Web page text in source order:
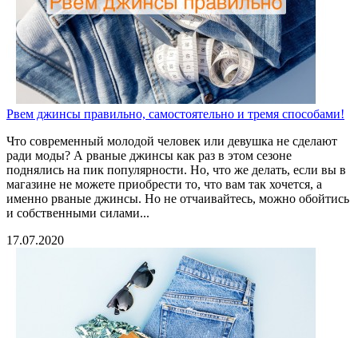
Рвем джинсы правильно, самостоятельно и тремя способами!
Что современный молодой человек или девушка не сделают
ради моды? А рваные джинсы как раз в этом сезоне
поднялись на пик популярности. Но, что же делать, если вы в
магазине не можете приобрести то, что вам так хочется, а
именно рваные джинсы. Но не отчаивайтесь, можно обойтись
и собственными силами...
17.07.2020